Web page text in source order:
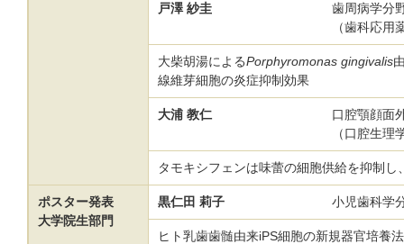
戸澤 紗圭
歯周病学分
（歯科応用
大柴胡湯によるPorphyromonas gingivalis
線維芽細胞の炎症抑制効果
大浦 教仁
口腔顎顔面
（口腔生理
タモキシフェンは味蕾の細胞供給を抑制
ポスター発表
大学院生部門
黒仁田 莉子 小児歯科学
ヒト乳歯歯髄由来iPS細胞の新規器官培養